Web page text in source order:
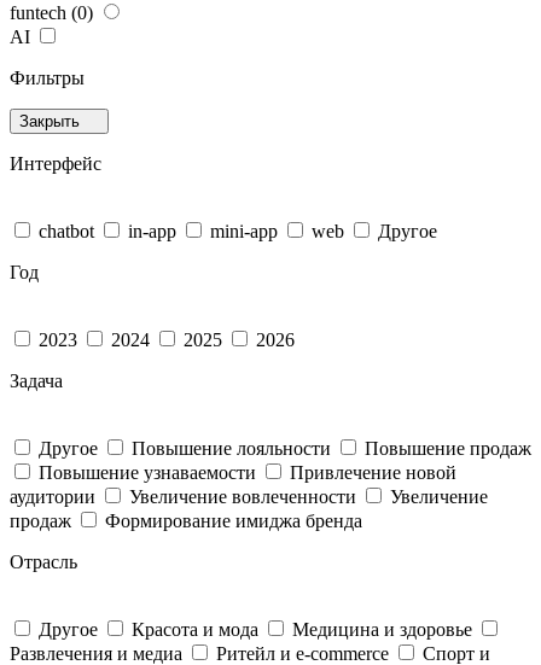
funtech (0)
AI
Фильтры
Закрыть
Интерфейс
chatbot in-app mini-app web
Другое
Год
2023 2024 2025
2026
Задача
Другое Повышение лояльности
Повышение продаж
Повышение узнаваемости
Привлечение новой
аудитории
Увеличение вовлеченности
Увеличение
продаж
Формирование имиджа бренда
Отрасль
Другое Красота и мода
Медицина и здоровье
Развлечения и медиа
Ритейл и e-commerce
Спорт и